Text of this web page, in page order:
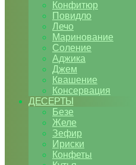
Конфитюр
Повидло
Лечо
Маринование
Соление
Аджика
Джем
Квашение
Консервация
ДЕСЕРТЫ
Безе
Желе
Зефир
Ириски
Конфеты